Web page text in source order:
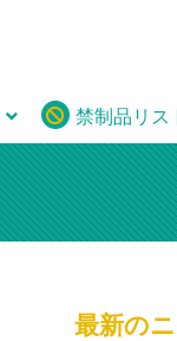
禁制品リス
最新の